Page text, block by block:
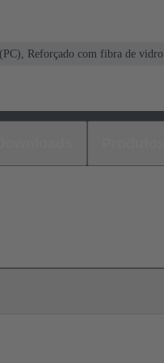
Reforçado com fibra de vidro